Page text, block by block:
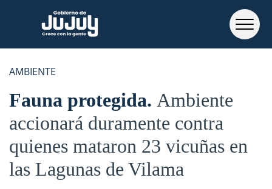
AMBIENTE
Fauna protegida Ambiente
accionará duramente contra
quienes mataron 23 vicuñas en
las Lagunas de Vilama